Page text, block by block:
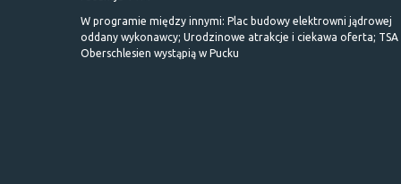
W programie między innymi: Plac budowy elektrowni jądrowej
oddany wykonawcy; Urodzinowe atrakcje i ciekawa oferta; TSA
Oberschlesien wystąpią w Pucku